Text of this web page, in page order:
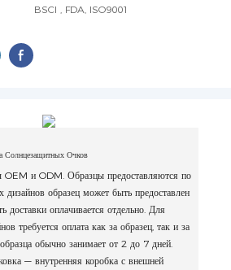
BSCI , FDA, ISO9001
Очков
и ODM. Образцы предоставляются по
образец может быть предоставлен
доставки оплачивается отдельно. Для
требуется оплата как за образец, так и за
обычно занимает от 2 до 7 дней.
— внутренняя коробка с внешней